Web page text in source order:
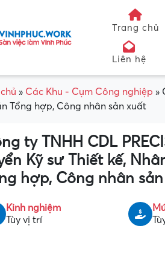
Trang chủ
Liên hệ
» Các Khu - Cụm Công nghiệp »
Tổng hợp, Công nhân sản xuất
ty TNHH CDL
Kỹ sư Thiết kế,
hợp, Công nhân
Kinh nghiệm
Tùy vị trí